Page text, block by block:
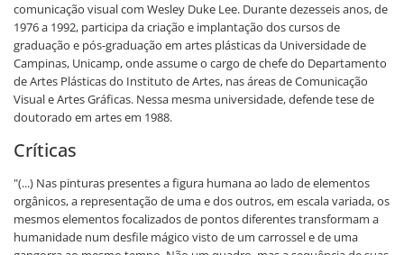
comunicação visual com Wesley Duke Lee. Durante dezesseis anos, de
1976 a 1992, participa da criação e implantação dos cursos de
graduação e pós-graduação em artes plásticas da Universidade de
Campinas, Unicamp, onde assume o cargo de chefe do Departamento
de Artes Plásticas do Instituto de Artes, nas áreas de Comunicação
Visual e Artes Gráficas. Nessa mesma universidade, defende tese de
doutorado em artes em 1988.
Críticas
"(...) Nas pinturas presentes a figura humana ao lado de elementos
orgânicos, a representação de uma e dos outros, em escala variada, os
mesmos elementos focalizados de pontos diferentes transformam a
humanidade num desfile mágico visto de um carrossel e de uma